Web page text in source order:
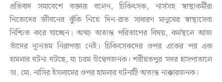
প্রতিবাদ সমাবেশে বক্তারা বলেন, চিকিৎসক, নার্সসহ স্বাস্থ্যকর্মীরা
নিজেদের জীবনের ঝুঁকি নিয়ে দিন-রাত সাধারণ মানুষের স্বাস্থ্যসেবা
নিশ্চিত করে যাচ্ছেন। অথচ অত্যন্ত পরিতাপের বিষয়, কর্মস্থলে আজ
তাঁদের ন্যূনতম নিরাপত্তা নেই। চিকিৎসকদের ওপর একের পর এক
হামলার ঘটনা ঘটছে, যা চরম উদ্বেগজনক। শরীয়তপুর সদর হাসপাতালে
ডা. মো. নাসির ইসলামের ওপর হামলার ঘটনাটি অত্যন্ত ন্যক্কারজনক।